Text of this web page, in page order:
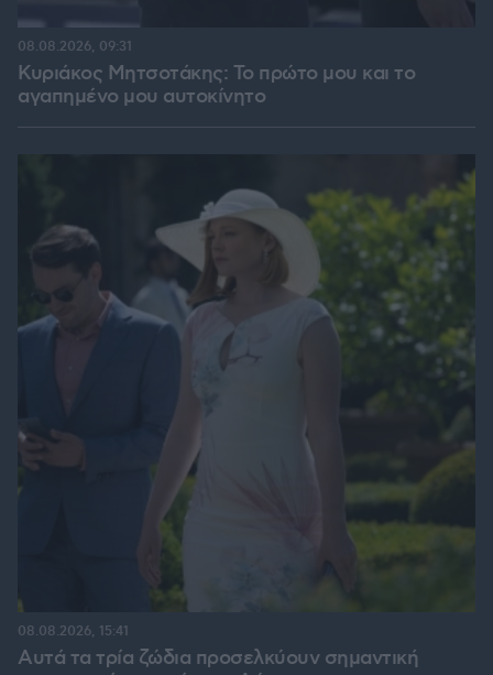
Κυριάκος Μητσοτάκης: Το πρώτο μου και το
αγαπημένο μου αυτοκίνητο
08.08.2026, 09:31
Αυτά τα τρία ζώδια προσελκύουν σημαντική
08.08.2026, 15:41